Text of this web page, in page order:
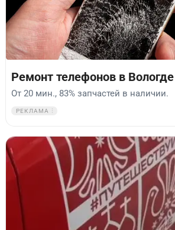
Ремонт телефонов в Вологде
От 20 мин., 83% запчастей в наличии.
РЕКЛАМА